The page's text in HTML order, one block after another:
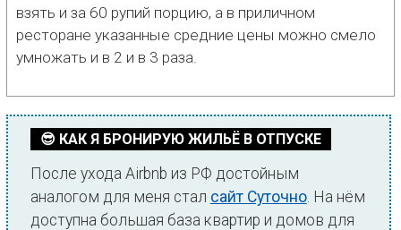
взять и за 60 рупий порцию, а в приличном
ресторане указанные средние цены можно смело
умножать и в 2 и в 3 раза.
😎 КАК Я БРОНИРУЮ ЖИЛЬЁ В ОТПУСКЕ
После ухода Airbnb из РФ достойным
аналогом для меня стал сайт Суточно. На нём
доступна большая база квартир и домов для